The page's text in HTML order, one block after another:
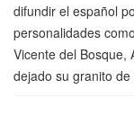
difundir el español
personalidades
Vicente del Bosque,
dejado su granito